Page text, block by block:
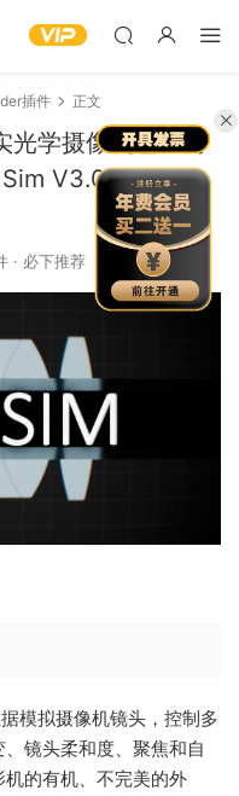
插件 正文
光学摄像机色差畸
V3.0.0（1351
· 必下推荐 1.21k
模拟摄像机镜头，控制多
镜头柔和度、聚焦和自
的有机、不完美的外